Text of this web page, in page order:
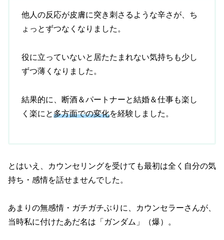
他人の反応が皮膚に突き刺さるような辛さが、ち
ょっとずつなくなりました。
役に立っていないと居たたまれない気持ちも少し
ずつ薄くなりました。
結果的に、断酒＆パートナーと結婚＆仕事も楽し
く楽にと多方面での変化を経験しました。
とはいえ、カウンセリングを受けても最初は全く自分の気
持ち・感情を話せませんでした。
あまりの無感情・ガチガチぶりに、カウンセラーさんが、
当時私に付けたあだ名は「ガンダム」（爆）。